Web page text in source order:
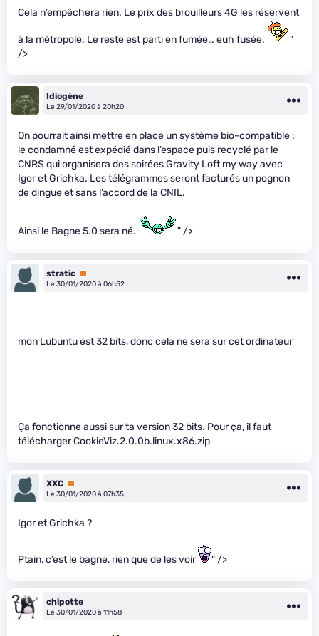
Cela n’empêchera rien. Le prix des brouilleurs 4G les réservent
à la métropole. Le reste est parti en fumée… euh fusée.
"
/>
Idiogène
Le 29/01/2020 à 20h20
On pourrait ainsi mettre en place un système bio-compatible :
le condamné est expédié dans l’espace puis recyclé par le
CNRS qui organisera des soirées Gravity Loft my way avec
Igor et Grichka. Les télégrammes seront facturés un pognon
de dingue et sans l’accord de la CNIL.
Ainsi le Bagne 5.0 sera né. " />
stratic Premium
Le 30/01/2020 à 06h52
mon Lubuntu est 32 bits, donc cela ne sera sur cet ordinateur
Ça fonctionne aussi sur ta version 32 bits. Pour ça, il faut
télécharger CookieViz.2.0.0b.linux.x86.zip
XXC Premium
Le 30/01/2020 à 07h35
Igor et Grichka ?
Ptain, c’est le bagne, rien que de les voir " />
chipotte
Le 30/01/2020 à 11h58